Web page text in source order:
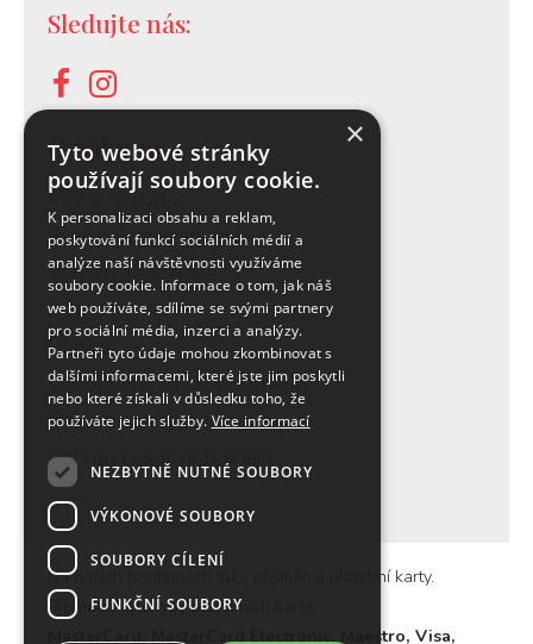
Sledujte nás:
O nákupu:
Vše o nákupu
Proč nakupovat u nás
Výhody registrace
Doprava
Platba
Všeobecné obch. podmínky
Reklamační řád
Ochrana osobních údajů
Na našich prodejnách také přijímáme platební karty.
Přijímáme tyto typy platebních karet:
MasterCard, MasterCard Electronic, Maestro, Visa,
×
Tyto webové stránky
používají soubory cookie.
K personalizaci obsahu a reklam,
poskytování funkcí sociálních médií a
analýze naší návštěvnosti využíváme
soubory cookie. Informace o tom, jak náš
web používáte, sdílíme se svými partnery
pro sociální média, inzerci a analýzy.
Partneři tyto údaje mohou zkombinovat s
dalšími informacemi, které jste jim poskytli
nebo které získali v důsledku toho, že
používáte jejich služby. Více informací
NEZBYTNĚ NUTNÉ SOUBORY
VÝKONOVÉ SOUBORY
SOUBORY CÍLENÍ
FUNKČNÍ SOUBORY